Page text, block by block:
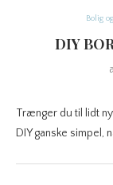
Bolig
DIY
Trænger du til lidt
DIY ganske simpel,